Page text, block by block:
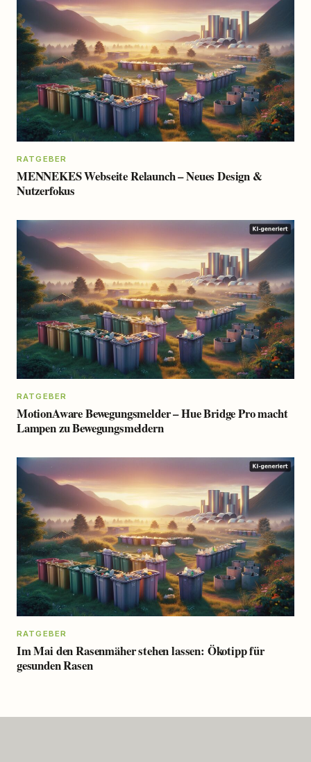
RATGEBER
MENNEKES Webseite Relaunch – Neues Design &
Nutzerfokus
RATGEBER
MotionAware Bewegungsmelder – Hue Bridge Pro macht
Lampen zu Bewegungsmeldern
RATGEBER
Im Mai den Rasenmäher stehen lassen: Ökotipp für
gesunden Rasen